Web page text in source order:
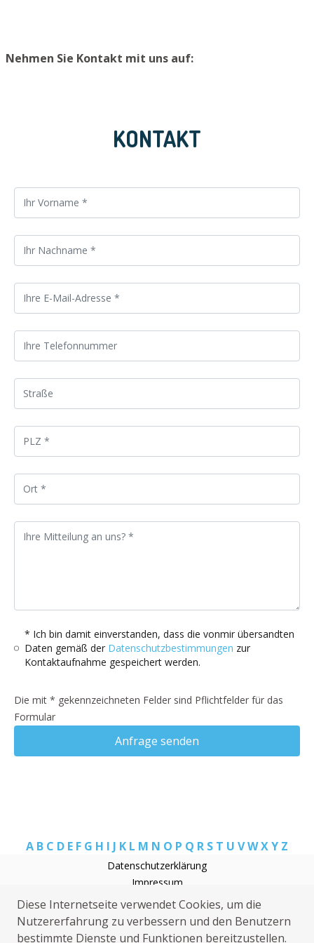
Nehmen Sie Kontakt mit uns auf:
KONTAKT
* Ich bin damit einverstanden, dass die vonmir übersandten
Daten gemäß der Datenschutzbestimmungen zur
Kontaktaufnahme gespeichert werden.
Die mit * gekennzeichneten Felder sind Pflichtfelder für das
Formular
Anfrage senden
A B C D E F G H I J K L M N O P Q R S T U VWXY Z
Datenschutzerklärung
Impressum
Rohrreinigung Gielow
Elektriker Gielow
Sat Installation Gielow
Diese Internetseite verwendet Cookies, um die
Nutzererfahrung zu verbessern und den Benutzern
bestimmte Dienste und Funktionen bereitzustellen.